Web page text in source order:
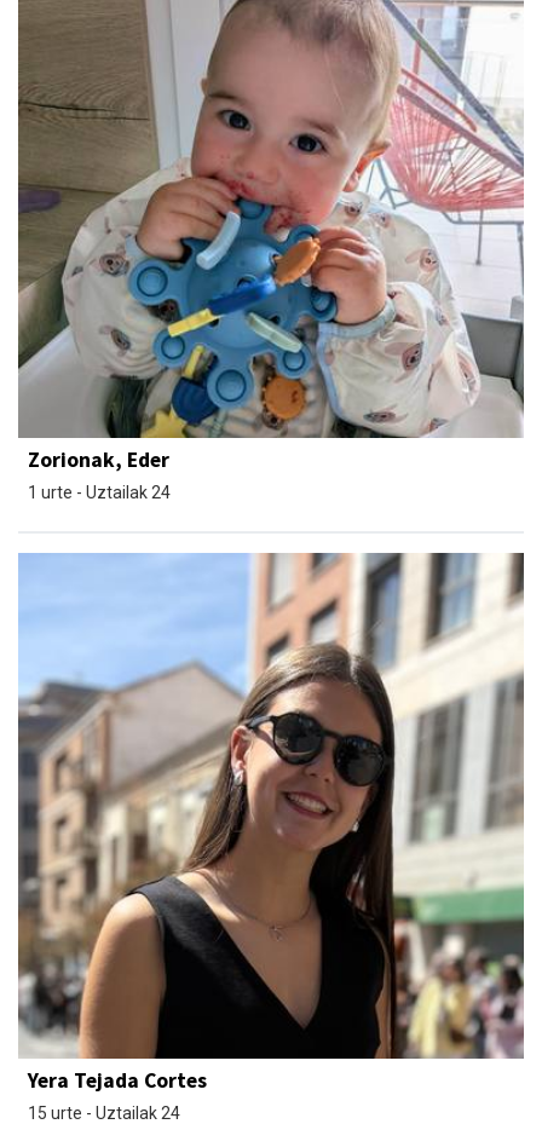
Zorionak, Eder
1 urte - Uztailak 24
Yera Tejada Cortes
15 urte - Uztailak 24